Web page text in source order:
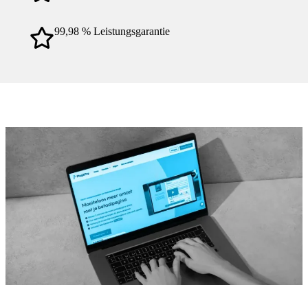
99,98 % Leistungsgarantie